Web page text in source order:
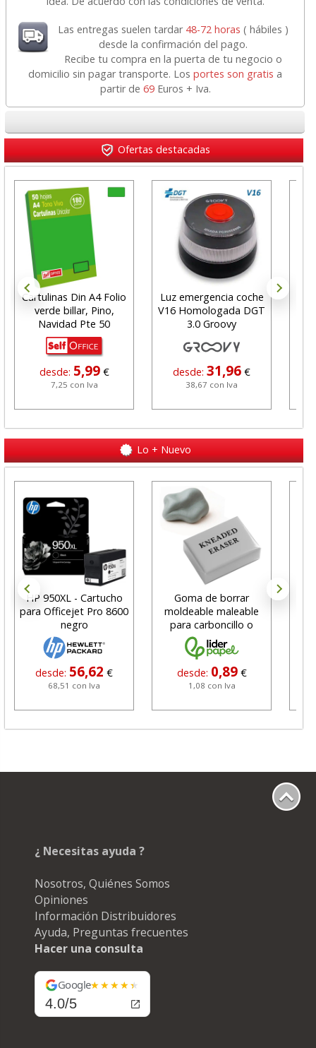
Las entregas suelen tardar 48-72 horas ( hábiles )
desde la confirmación del pago.
Recibe tu compra en la puerta de tu negocio o
domicilio sin pagar transporte. Losportes son gratis a
partir de 69Euros + Iva.
Ofertas destacadas
Cartulinas Din A4 Folio
verde billar, Pino,
Navidad Pte 50
desde: 5,99 €
7,25 con Iva
Luz emergencia coche
V16 Homologada DGT
3.0 Groovy
desde:31,96 €
38,67 con Iva
Lo + Nuevo
HP 950XL - Cartucho
para Officejet Pro 8600
negro
desde: 56,62 €
68,51 con Iva
Goma de borrar
moldeable maleable
para carboncillo o
grafito
desde: 0,89 €
1,08 con Iva
¿ Necesitas ayuda ?
Nosotros, Quiénes Somos
Opiniones
Información Distribuidores
Ayuda, Preguntas frecuentes
Hacer una consulta
Google
4.0/5